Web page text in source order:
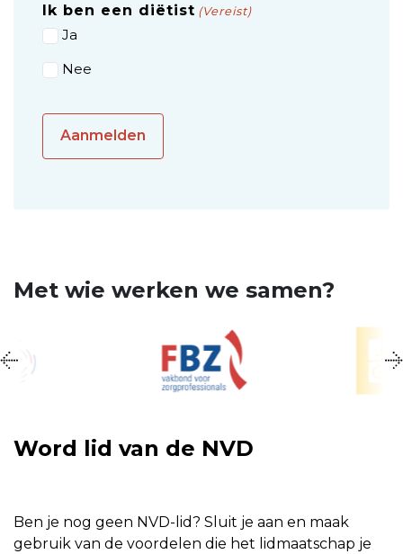
Ik ben een diëtist (Vereist)
Ja
Nee
Met wie werken we samen?
Word lid van de NVD
Ben je nog geen NVD-lid? Sluit je aan en maak
gebruik van de voordelen die het lidmaatschap je